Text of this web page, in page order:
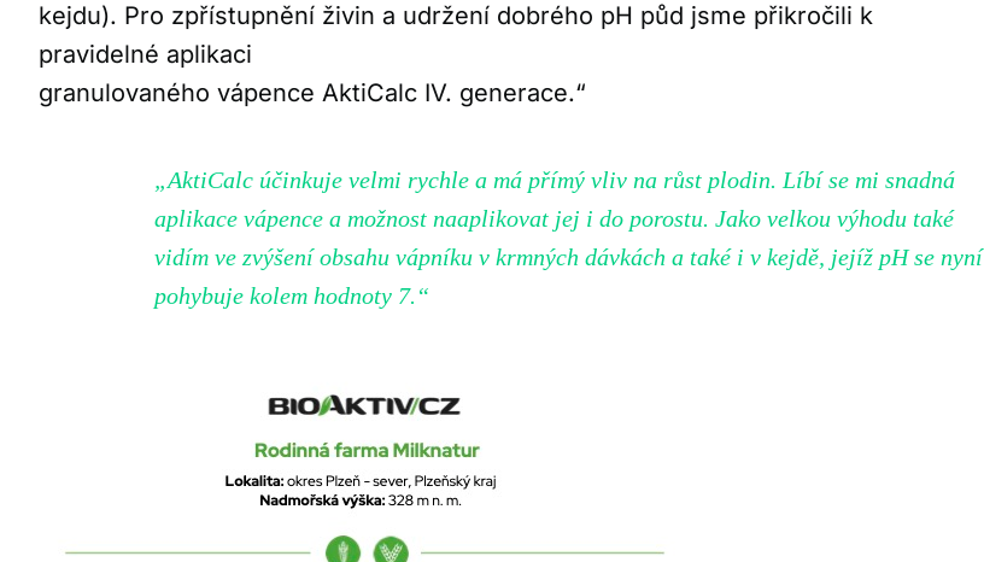
kejdu). Pro zpřístupnění živin a udržení dobrého pH půd jsme přikročili k
pravidelné aplikaci
granulovaného vápence AktiCalc IV. generace.“
„AktiCalc účinkuje velmi rychle a má přímý vliv na růst plodin. Líbí se mi snadná
aplikace vápence a možnost naaplikovat jej i do porostu. Jako velkou výhodu také
vidím ve zvýšení obsahu vápníku v krmných dávkách a také i v kejdě, jejíž pH se nyní
pohybuje kolem hodnoty 7.“